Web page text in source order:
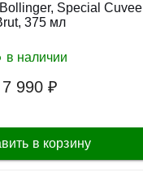
7 990 ₽
Special Cuvee
375 мл
в корзину
в наличии